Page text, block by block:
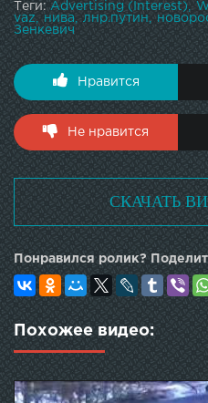
Теги:Advertising (Interest)
vaz
нива лнр.путин
Зенкевич
Нравится
Не нравится
СКАЧАТЬ
Понравился ролик?
Похожее видео: